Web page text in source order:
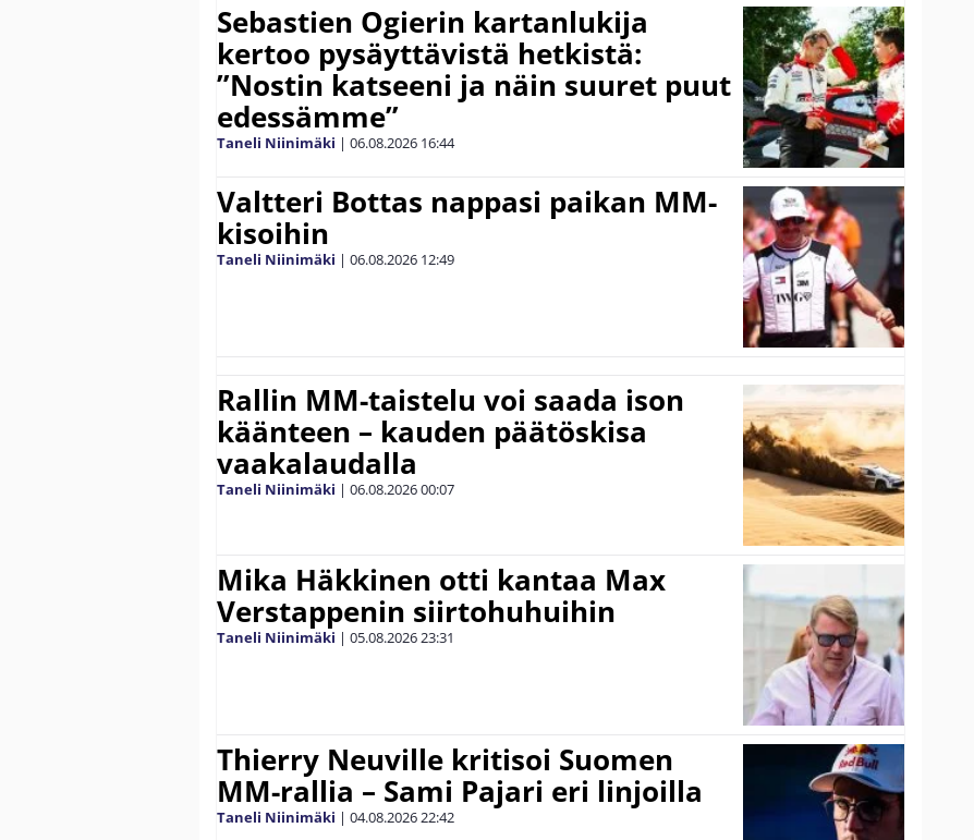
Sebastien Ogierin kartanlukija
kertoo pysäyttävistä hetkistä:
”Nostin katseeni ja näin suuret puut
edessämme”
Taneli Niinimäki | 06.08.2026 16:44
Valtteri Bottas nappasi paikan MM-
kisoihin
Taneli Niinimäki | 06.08.2026 12:49
Rallin MM-taistelu voi saada ison
käänteen – kauden päätöskisa
vaakalaudalla
Taneli Niinimäki | 06.08.202600:07
Mika Häkkinen otti kantaa Max
Verstappenin siirtohuhuihin
Taneli Niinimäki | 05.08.202623:31
Thierry Neuville kritisoi Suomen
MM-rallia – Sami Pajari eri linjoilla
Taneli Niinimäki | 04.08.202622:42